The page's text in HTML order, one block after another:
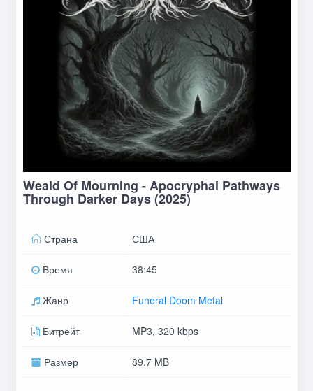
Weald Of Mourning - Apocryphal Pathways
Through Darker Days (2025)
Страна США
Время 38:45
Жанр Funeral Doom Metal
Битрейт MP3, 320 kbps
Размер 89.7 MB